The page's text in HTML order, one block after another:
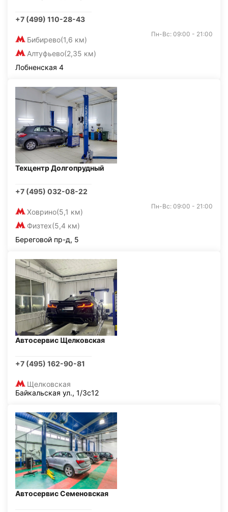
+7 (499) 110-28-43
Бибирево(1,6 км)
Алтуфьево(2,35 км)
Пн-Вс: 09:00 - 21:00
Лобненская 4
Техцентр Долгопрудный
+7 (495) 032-08-22
Ховрино(5,1 км)
Физтех(5,4 км)
Пн-Вс: 09:00 - 21:00
Береговой пр-д, 5
Автосервис Щелковская
+7 (495) 162-90-81
Щелковская
Байкальская ул., 1/3с12
Автосервис Семеновская